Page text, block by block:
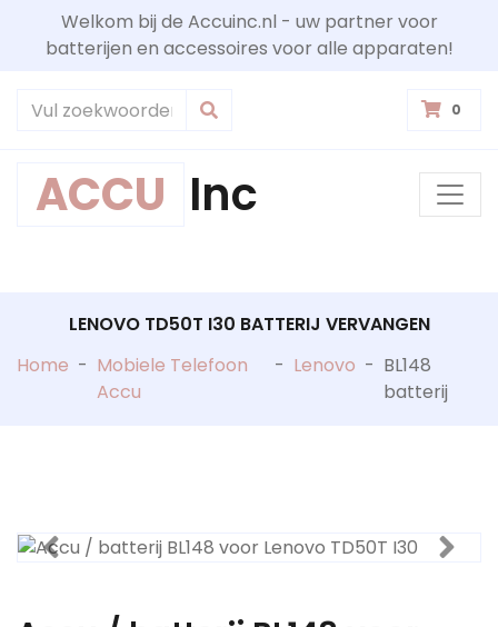
Welkom bij de Accuinc.nl - uw partner voor
batterijen en accessoires voor alle apparaten!
0
ACCU Inc
LENOVO TD50T I30 BATTERIJ VERVANGEN
Home - Mobiele Telefoon
Accu
- Lenovo - BL148
batterij